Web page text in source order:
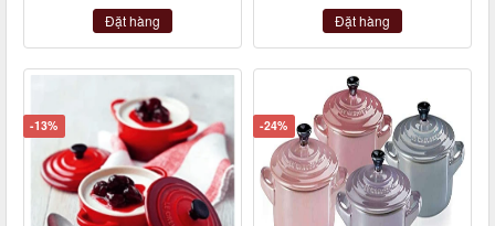
Đặt hàng Đặt hàng
-13% -24%